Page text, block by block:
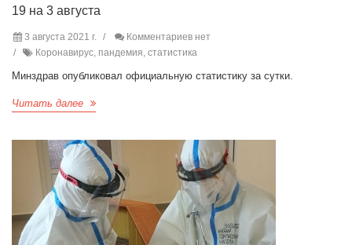
19 на 3 августа
3 августа 2021 г.
Комментариев нет
Коронавирус, пандемия, статистика
Минздрав опубликовал официальную статистику за сутки.
Читать далее